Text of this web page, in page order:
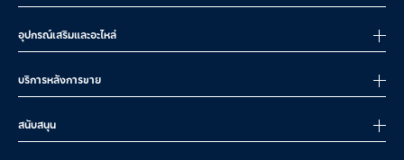
อุปกรณ์เสริมและอะไหล่
บริการหลังการขาย
สนับสนุน